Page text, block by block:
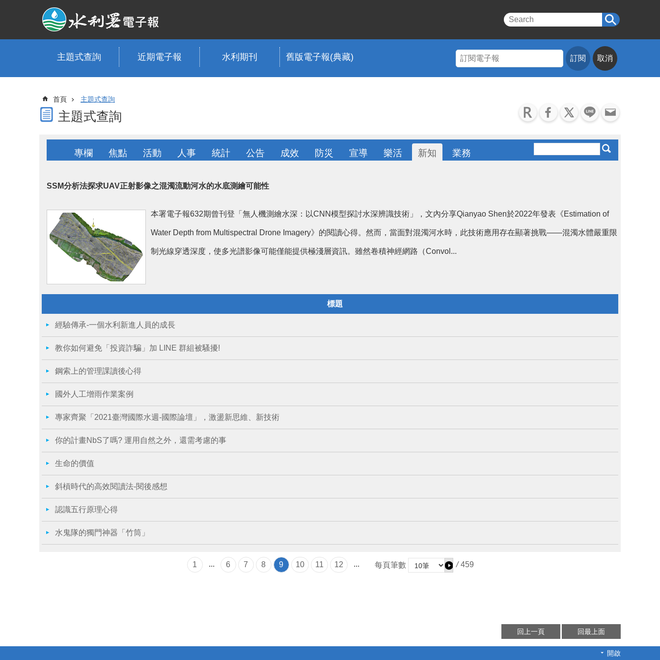
跳到主要內容區塊
主題式查詢 近期電子報 水利期刊 舊版電子報(典藏) 訂閱 取消
首頁 主題式查詢
主題式查詢
專欄 焦點 活動 人事 統計 公告 成效 防災 宣導 樂活 新知 業務
SSM分析法探求UAV正射影像之混濁流動河水的水底測繪可能性
本署電子報632期曾刊登「無人機測繪水深：以CNN模型探討水深辨識技術」，文內分享Qianyao Shen於2022年發表《Estimation of
Water Depth from Multispectral Drone Imagery》的閱讀心得。然而，當面對混濁河水時，此技術應用存在顯著挑戰——混濁水體嚴重限
制光線穿透深度，使多光譜影像可能僅能提供極淺層資訊。雖然卷積神經網路（Convol...
標題
經驗傳承-一個水利新進人員的成長
教你如何避免「投資詐騙」加 LINE 群組被騷擾!
鋼索上的管理課讀後心得
國外人工增雨作業案例
專家齊聚「2021臺灣國際水週-國際論壇」，激盪新思維、新技術
你的計畫NbS了嗎? 運用自然之外，還需考慮的事
生命的價值
斜槓時代的高效閱讀法-閱後感想
認識五行原理心得
水鬼隊的獨門神器「竹筒」
1 ... 6 7 8 9 10 11 12 ... 每頁筆數 / 459
回上一頁 回最上面
開啟